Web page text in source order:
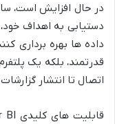
در حال افزایش است،
دستیابی به اهداف خود،
قدرتمند، بلکه یک
اتصال تا انتشار